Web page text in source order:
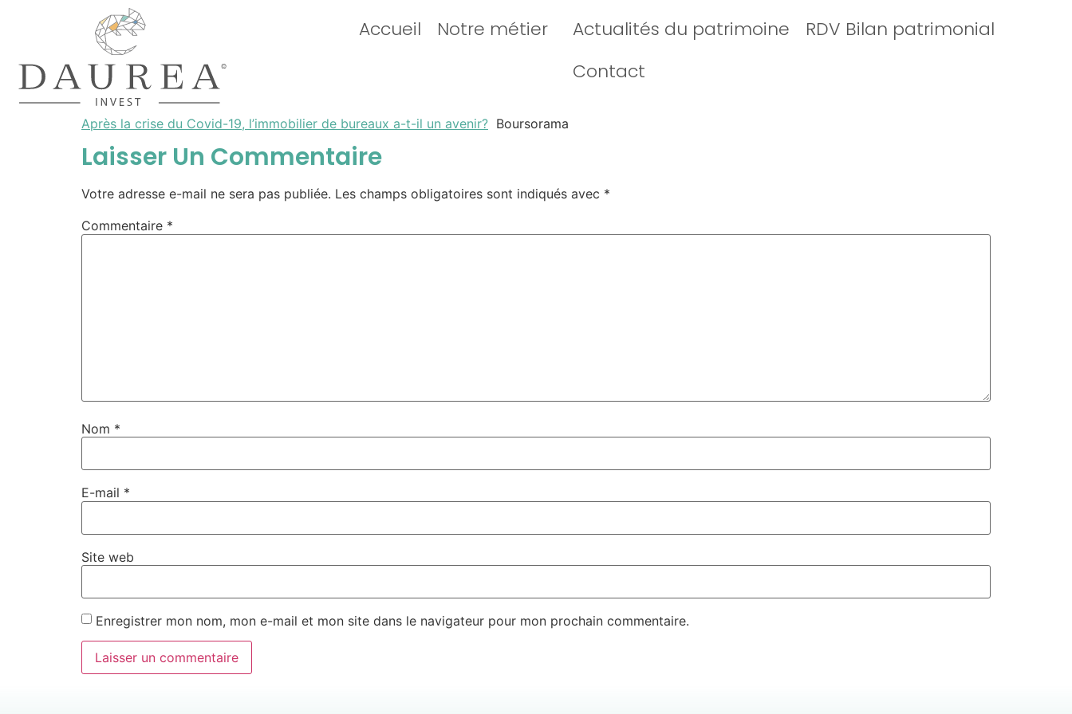
Accueil Notre métier Actualités du patrimoine
RDV Bilan patrimonial
Contact
Après la crise du Covid-19, l’immobilier de bureaux a-t-il un avenir? Boursorama
Laisser Un Commentaire
Votre adresse e-mail ne sera pas publiée. Les champs obligatoires sont indiqués avec *
Commentaire *
Nom *
E-mail *
Site web
Enregistrer mon nom, mon e-mail et mon site dans le navigateur pour mon prochain commentaire.